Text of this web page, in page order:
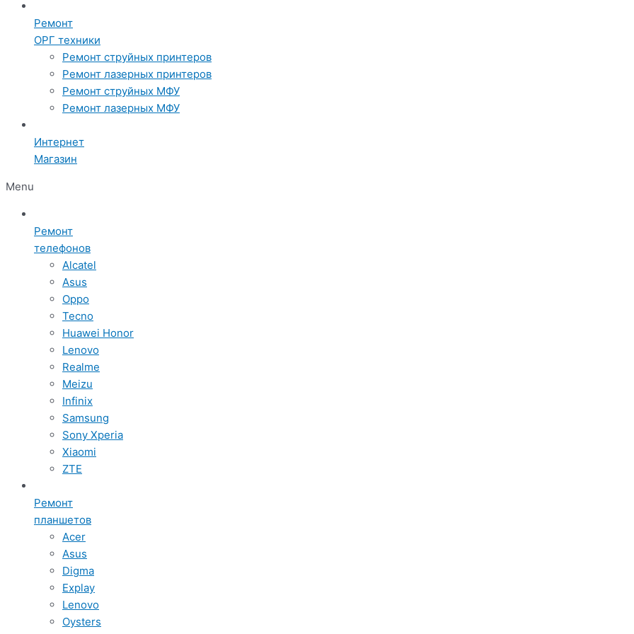
Ремонт
ОРГ техники
Ремонт струйных принтеров
Ремонт лазерных принтеров
Ремонт струйных МФУ
Ремонт лазерных МФУ
Интернет
Магазин
Menu
Ремонт
телефонов
Alcatel
Asus
Oppo
Tecno
Huawei Honor
Lenovo
Realme
Meizu
Infinix
Samsung
Sony Xperia
Xiaomi
ZTE
Ремонт
планшетов
Acer
Asus
Digma
Explay
Lenovo
Oysters